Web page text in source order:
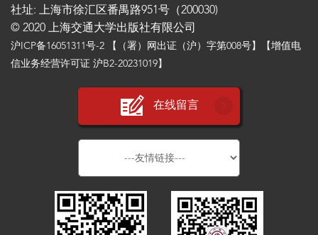
社址: 上海市徐汇区番禺路951号（200030)
© 2020 上海交通大学出版社有限公司
沪ICP备16051311号-2 【（署）网出证（沪）字第008号】【增值电
信业务经营许可证 沪B2-20231019】
在线留言